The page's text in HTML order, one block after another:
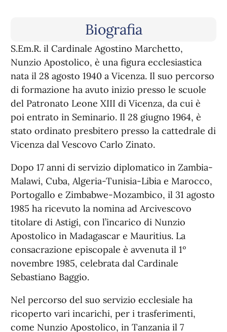
Biografia
S.Em.R. il Cardinale Agostino Marchetto,
Nunzio Apostolico, è una figura ecclesiastica
nata il 28 agosto 1940 a Vicenza. Il suo percorso
di formazione ha avuto inizio presso le scuole
del Patronato Leone XIII di Vicenza, da cui è
poi entrato in Seminario. Il 28 giugno 1964, è
stato ordinato presbitero presso la cattedrale di
Vicenza dal Vescovo Carlo Zinato.
Dopo 17 anni di servizio diplomatico in Zambia-
Malawi, Cuba, Algeria-Tunisia-Libia e Marocco,
Portogallo e Zimbabwe-Mozambico, il 31 agosto
1985 ha ricevuto la nomina ad Arcivescovo
titolare di Astigi, con l’incarico di Nunzio
Apostolico in Madagascar e Mauritius. La
consacrazione episcopale è avvenuta il 1º
novembre 1985, celebrata dal Cardinale
Sebastiano Baggio.
Nel percorso del suo servizio ecclesiale ha
ricoperto vari incarichi, per i trasferimenti,
come Nunzio Apostolico, in Tanzania il 7